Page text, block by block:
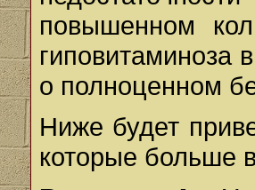
повышенном
гиповитаминоза
о полноценном
Ниже будет
которые больше